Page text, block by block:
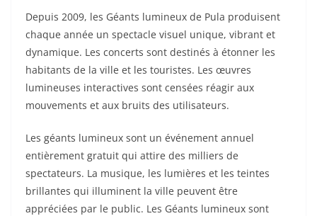
Depuis 2009, les Géants lumineux de Pula produisent
chaque année un spectacle visuel unique, vibrant et
dynamique. Les concerts sont destinés à étonner les
habitants de la ville et les touristes. Les œuvres
lumineuses interactives sont censées réagir aux
mouvements et aux bruits des utilisateurs.
Les géants lumineux sont un événement annuel
entièrement gratuit qui attire des milliers de
spectateurs. La musique, les lumières et les teintes
brillantes qui illuminent la ville peuvent être
appréciées par le public. Les Géants lumineux sont